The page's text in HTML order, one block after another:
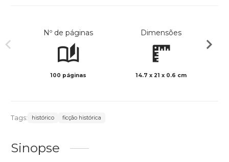
Nº de páginas
100 páginas
Dimensões
14.7 x 21 x 0.6 cm
Tags: histórico ficção histórica
Sinopse